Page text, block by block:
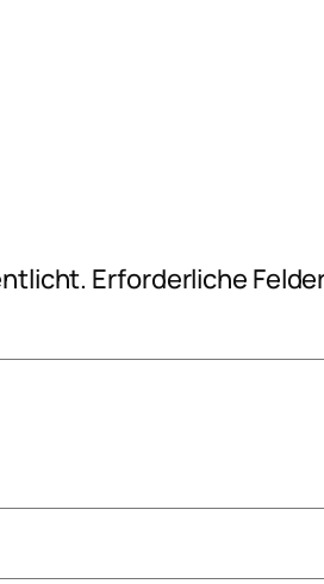
Erforderliche